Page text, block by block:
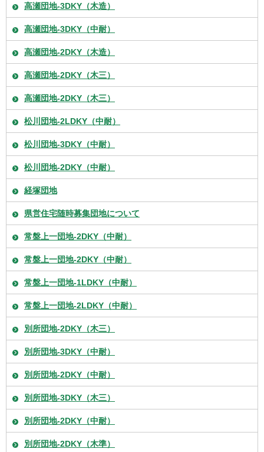
高瀬団地-3DKY（木造）
高瀬団地-3DKY（中耐）
高瀬団地-2DKY（木造）
高瀬団地-2DKY（木三）
高瀬団地-2DKY（木三）
松川団地-2LDKY（中耐）
松川団地-3DKY（中耐）
松川団地-2DKY（中耐）
経塚団地
県営住宅随時募集団地について
常盤上一団地-2DKY（中耐）
常盤上一団地-2DKY（中耐）
常盤上一団地-1LDKY（中耐）
常盤上一団地-2LDKY（中耐）
別所団地-2DKY（木三）
別所団地-3DKY（中耐）
別所団地-2DKY（中耐）
別所団地-3DKY（木三）
別所団地-2DKY（中耐）
別所団地-2DKY（木準）